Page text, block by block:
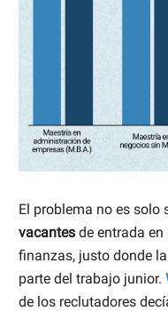
El problema no es solo
vacantes de entrada
finanzas, justo donde la
parte del trabajo junior.
de los reclutadores